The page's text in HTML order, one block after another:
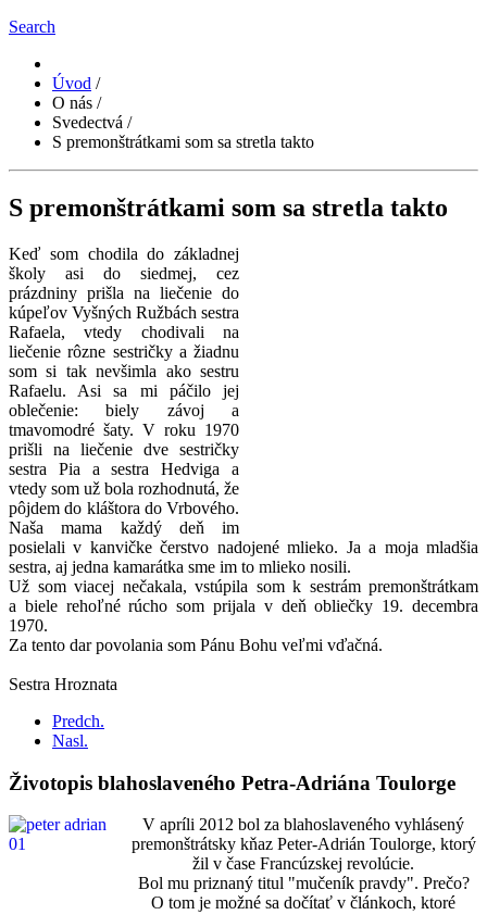
Search
Úvod /
O nás /
Svedectvá /
S premonštrátkami som sa stretla takto
S premonštrátkami som sa stretla takto
Keď som chodila do základnej
školy asi do siedmej, cez
prázdniny prišla na liečenie do
kúpeľov Vyšných Ružbách sestra
Rafaela, vtedy chodivali na
liečenie rôzne sestričky a žiadnu
som si tak nevšimla ako sestru
Rafaelu. Asi sa mi páčilo jej
oblečenie: biely závoj a
tmavomodré šaty. V roku 1970
prišli na liečenie dve sestričky
sestra Pia a sestra Hedviga a
vtedy som už bola rozhodnutá, že
pôjdem do kláštora do Vrbového.
Naša mama každý deň im
posielali v kanvičke čerstvo nadojené mlieko. Ja a moja mladšia
sestra, aj jedna kamarátka sme im to mlieko nosili.
Už som viacej nečakala, vstúpila som k sestrám premonštrátkam
a biele rehoľné rúcho som prijala v deň obliečky 19. decembra
1970.
Za tento dar povolania som Pánu Bohu veľmi vďačná.
Sestra Hroznata
Predch.
Nasl.
Životopis blahoslaveného Petra-Adriána Toulorge
V apríli 2012 bol za blahoslaveného vyhlásený
premonštrátsky kňaz Peter-Adrián Toulorge, ktorý
žil v čase Francúzskej revolúcie.
Bol mu priznaný titul "mučeník pravdy". Prečo?
O tom je možné sa dočítať v článkoch, ktoré